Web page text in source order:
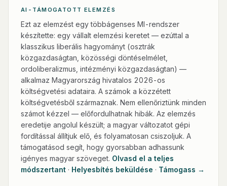
AI-TÁMOGATOTT ELEMZÉS
Ezt az elemzést egy többágenses MI-rendszer
készítette: egy vállalt elemzési keretet — ezúttal a
klasszikus liberális hagyományt (osztrák
közgazdaságtan, közösségi döntéselmélet,
ordoliberalizmus, intézményi közgazdaságtan) —
alkalmaz Magyarország hivatalos 2026-os
költségvetési adataira. A számok a közzétett
költségvetésből származnak. Nem ellenőriztünk minden
számot kézzel — előfordulhatnak hibák. Az elemzés
eredetije angolul készült; a magyar változatot gépi
fordítással állítjuk elő, és folyamatosan csiszoljuk. A
támogatásod segít, hogy gyorsabban adhassunk
igényes magyar szöveget. Olvasd el a teljes
módszertant · Helyesbítés beküldése · Támogass →